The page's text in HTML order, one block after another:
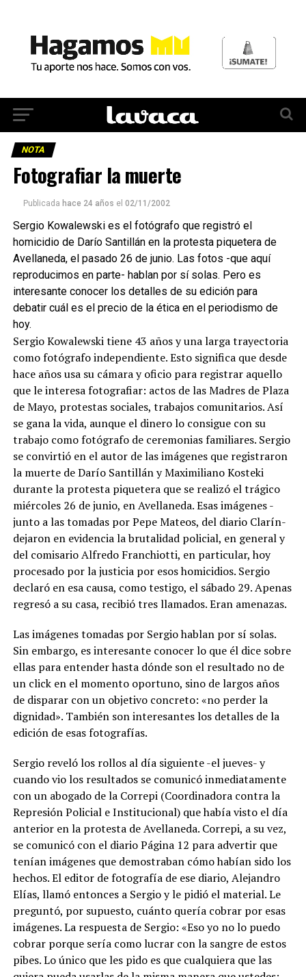
NOTA
Fotografiar la muerte
Publicada hace 24 años el 02/11/2002
Sergio Kowalewski es el fotógrafo que registró el
homicidio de Darío Santillán en la protesta piquetera de
Avellaneda, el pasado 26 de junio. Las fotos -que aquí
reproducimos en parte- hablan por sí solas. Pero es
interesante conocer los detalles de su edición para
debatir cuál es el precio de la ética en el periodismo de
hoy.
Sergio Kowalewski tiene 43 años y una larga trayectoria
como fotógrafo independiente. Esto significa que desde
hace años usa su cámara y oficio para registrar aquello
que le interesa fotografiar: actos de las Madres de Plaza
de Mayo, protestas sociales, trabajos comunitarios. Así
se gana la vida, aunque el dinero lo consigue con su
trabajo como fotógrafo de ceremonias familiares. Sergio
se convirtió en el autor de las imágenes que registraron
la muerte de Darío Santillán y Maximiliano Kosteki
durante la protesta piquetera que se realizó el trágico
miércoles 26 de junio, en Avellaneda. Esas imágenes -
junto a las tomadas por Pepe Mateos, del diario Clarín-
dejaron en evidencia la brutalidad policial, en general y
del comisario Alfredo Franchiotti, en particular, hoy
procesado por la justicia por esos homicidios. Sergio
declaró en esa causa, como testigo, el sábado 29. Apenas
regresó a su casa, recibió tres llamados. Eran amenazas.
Las imágenes tomadas por Sergio hablan por sí solas.
Sin embargo, es interesante conocer lo que él dice sobre
ellas para entender hasta dónde son el resultado no de
un click en el momento oportuno, sino de largos años
de disparar con un objetivo concreto: «no perder la
dignidad». También son interesantes los detalles de la
edición de esas fotografías.
Sergio reveló los rollos al día siguiente -el jueves- y
cuando vio los resultados se comunicó inmediatamente
con un abogado de la Correpi (Coordinadora contra la
Represión Policial e Institucional) que había visto el día
anterior en la protesta de Avellaneda. Correpi, a su vez,
se comunicó con el diario Página 12 para advertir que
tenían imágenes que demostraban cómo habían sido los
hechos. El editor de fotografía de ese diario, Alejandro
Elías, llamó entonces a Sergio y le pidió el material. Le
preguntó, por supuesto, cuánto quería cobrar por esas
imágenes. La respuesta de Sergio: «Eso yo no lo puedo
cobrar porque sería como lucrar con la sangre de estos
pibes. Lo único que les pido es que cualquiera que las